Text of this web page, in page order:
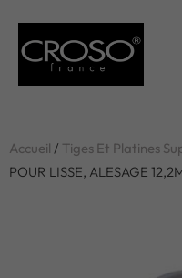
Accueil / Tiges Et Platines
POUR LISSE, ALESAGE